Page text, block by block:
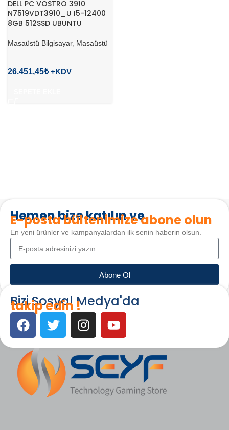
DELL PC VOSTRO 3910
N7519VDT3910_U I5-12400
8GB 512SSD UBUNTU
Masaüstü Bilgisayar, Masaüstü
26.451,45₺
Hemen bize katılın ve
E-posta bültenimize abone olun
En yeni ürünler ve kampanyalardan ilk senin haberin olsun.
Abone Ol
Bizi Sosyal Medya'da
takip edin !